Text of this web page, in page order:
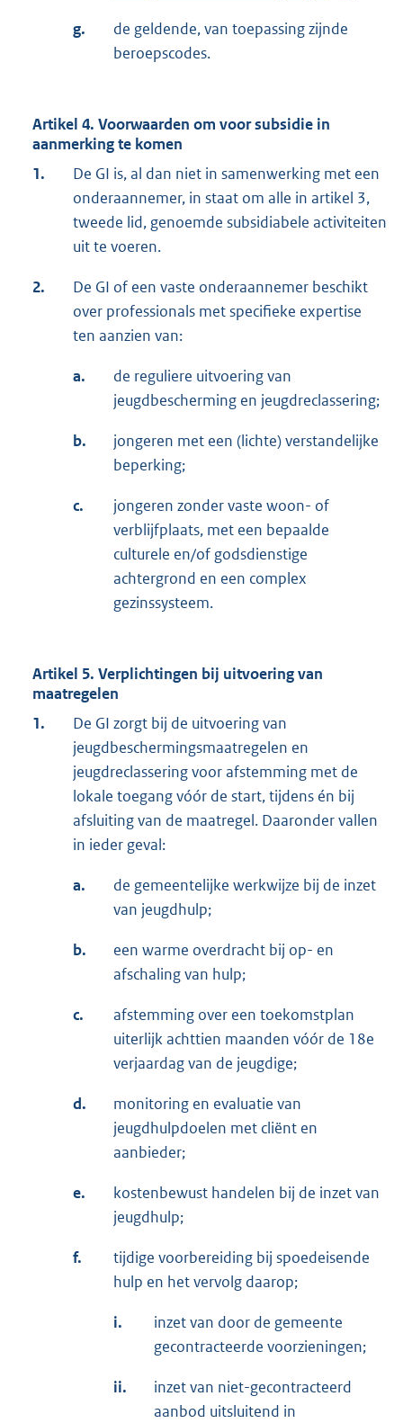
e
n
k
:
g.
de geldende, van toepassing zijnde
beroepscodes.
Artikel 4. Voorwaarden om voor subsidie in
aanmerking te komen
1.
De GI is, al dan niet in samenwerking met een
onderaannemer, in staat om alle in artikel 3,
tweede lid, genoemde subsidiabele activiteiten
uit te voeren.
2.
De GI of een vaste onderaannemer beschikt
over professionals met specifieke expertise
ten aanzien van:
a.
de reguliere uitvoering van
jeugdbescherming en jeugdreclassering;
b.
jongeren met een (lichte) verstandelijke
beperking;
c.
jongeren zonder vaste woon- of
verblijfplaats, met een bepaalde
culturele en/of godsdienstige
achtergrond en een complex
gezinssysteem.
Artikel 5. Verplichtingen bij uitvoering van
maatregelen
1.
De GI zorgt bij de uitvoering van
jeugdbeschermingsmaatregelen en
jeugdreclassering voor afstemming met de
lokale toegang vóór de start, tijdens én bij
afsluiting van de maatregel. Daaronder vallen
in ieder geval:
a.
de gemeentelijke werkwijze bij de inzet
van jeugdhulp;
b.
een warme overdracht bij op- en
afschaling van hulp;
c.
afstemming over een toekomstplan
uiterlijk achttien maanden vóór de 18e
verjaardag van de jeugdige;
d.
monitoring en evaluatie van
jeugdhulpdoelen met cliënt en
aanbieder;
e.
kostenbewust handelen bij de inzet van
jeugdhulp;
f.
tijdige voorbereiding bij spoedeisende
hulp en het vervolg daarop;
i.
inzet van door de gemeente
gecontracteerde voorzieningen;
ii.
inzet van niet-gecontracteerd
aanbod uitsluitend in